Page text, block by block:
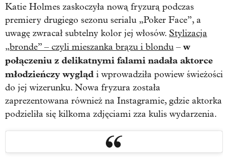
Katie Holmes zaskoczyła nową fryzurą podczas
premiery drugiego sezonu serialu „Poker Face”, a
uwagę zwracał subtelny kolor jej włosów. Stylizacja
„bronde” – czyli mieszanka brązu i blondu – w
połączeniu z delikatnymi falami nadała aktorce
młodzieńczy wygląd i wprowadziła powiew świeżości
do jej wizerunku. Nowa fryzura została
zaprezentowana również na Instagramie, gdzie aktorka
podzieliła się kilkoma zdjęciami zza kulis wydarzenia.